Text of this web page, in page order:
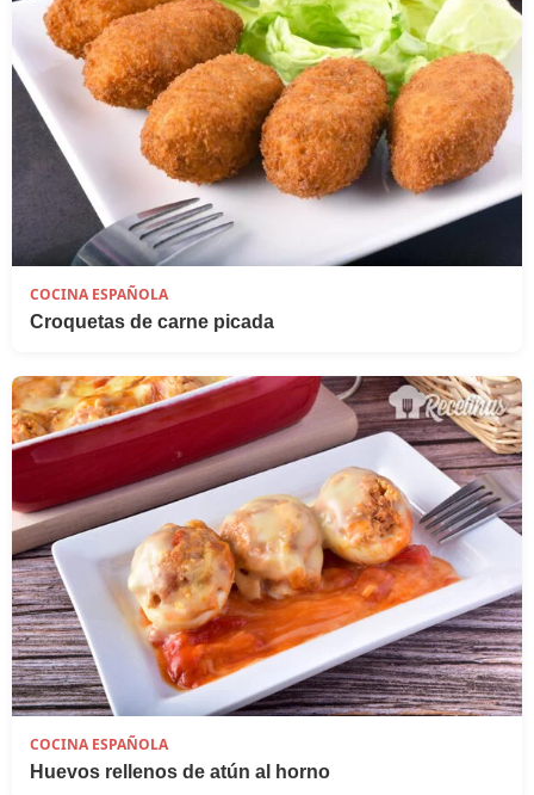
COCINA ESPAÑOLA
Croquetas de carne picada
COCINA ESPAÑOLA
Huevos rellenos de atún al horno